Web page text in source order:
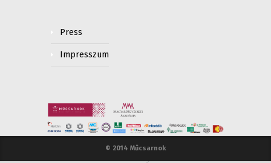
Press
Impresszum
© 2014 Műcsarnok